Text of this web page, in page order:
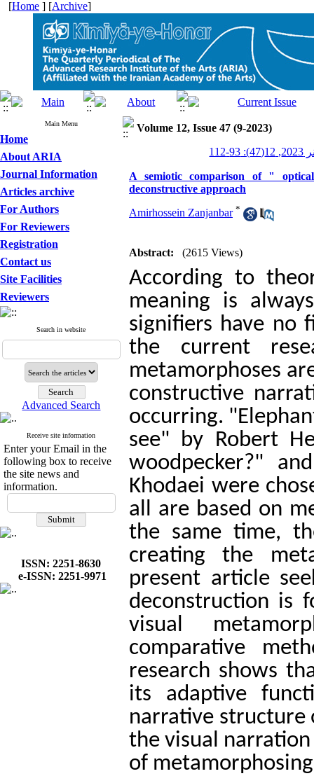
[Home ] [Archive]
Main Menu
Home
About ARIA
Journal Information
Articles archive
For Authors
For Reviewers
Registration
Contact us
Site Facilities
Reviewers
Search in website
Advanced Search
Receive site information
Enter your Email in the
following box to receive
the site news and
information.
ISSN: 2251-8630
e-ISSN: 2251-9971
Volume 12, Issue 47 (9-2023)
A semiotic comparison of "
deconstructive approach
Amirhossein Zanjanbar *
Abstract: (2615 Views)
According to
meaning is
signifiers have no
the current
metamorphoses
constructive
occurring.
see" by Robert
woodpecker?"
Khodaei were
all are based on
the same time,
creating the
present article
deconstruction is
visual
comparative
research shows
its adaptive
narrative structure
the visual
of